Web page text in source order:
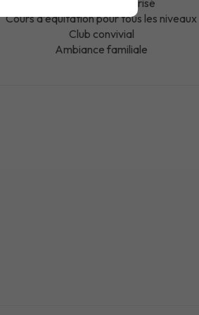
Encadrement sécurisé
Cours d’équitation pour tous les niveaux
Club convivial
Ambiance familiale